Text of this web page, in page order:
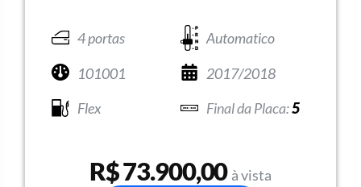
4 portas
Automatico
101001
2017/2018
Flex
5
R$ 73.900,00 à vista